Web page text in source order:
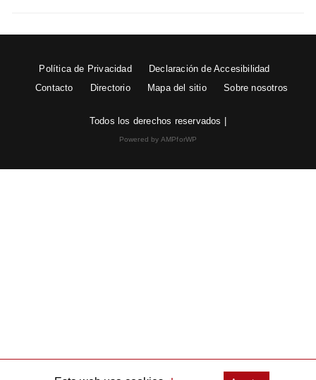
Política de Privacidad
Declaración de Accesibilidad
Contacto
Directorio Mapa del sitio Sobre nosotros
Todos los derechos reservados |
Powered by AMPforWP